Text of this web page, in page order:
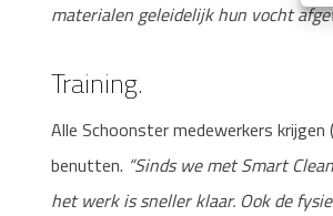
materialen geleidelijk hun vocht
Training.
Alle Schoonster medewerkers
benutten. “Sinds we met Smart
het werk is sneller klaar. Ook de